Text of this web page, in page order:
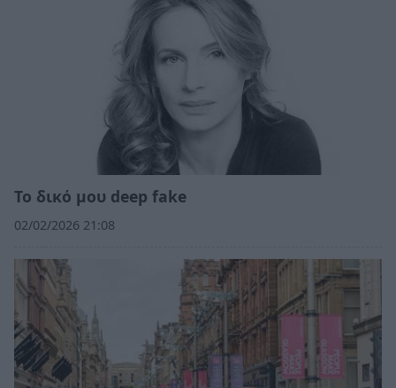
Το δικό μου deep fake
02/02/2026 21:08